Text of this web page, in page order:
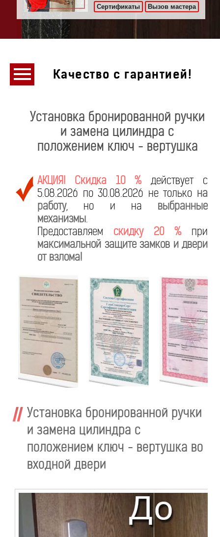
Сертификаты Вызов мастера
Качество с гарантией!
Установка бронированной ручки
и замена цилиндра с
положением ключ - вертушка
АКЦИЯ! Скидка 10 % действует с
5.08.2026 по 30.08.2026 не только на
работу, но и на выбранные
механизмы.
Предоставляем скидку 20 % при
максимальной защите замков и двери
от взлома!
Установка бронированной ручки
и замена цилиндра с
положением ключ - вертушка во
входной двери